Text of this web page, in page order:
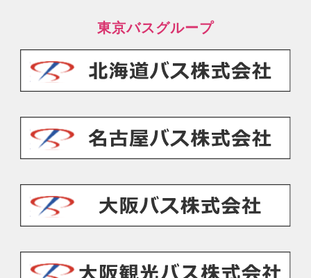
東京バスグループ